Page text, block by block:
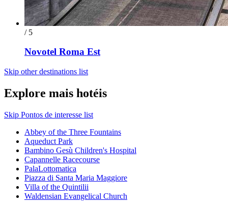
/ 5
Novotel Roma Est
Skip other destinations list
Explore mais hotéis
Skip Pontos de interesse list
Abbey of the Three Fountains
Aqueduct Park
Bambino Gesù Children's Hospital
Capannelle Racecourse
PalaLottomatica
Piazza di Santa Maria Maggiore
Villa of the Quintilii
Waldensian Evangelical Church